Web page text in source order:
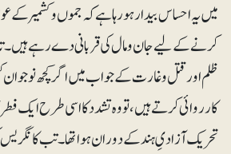
میں یہ احساس بیدار ہو رہا ہے کہ جموں وکشمیر کے
کرنے کے لیے جان ومال کی قربانی دے رہے ہیں۔
ظلم اور قتل و غارت کے جواب میں اگر کچھ
کارروائی کرتے ہیں، تو وہ تشدد کا اسی طرح
تحریک آزادیِ ہند کے دوران ہوا تھا۔ تب